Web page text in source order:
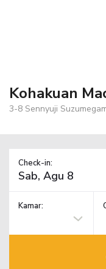
Kohakuan
3-8 Sennyuji
Check-in:
Kamar: